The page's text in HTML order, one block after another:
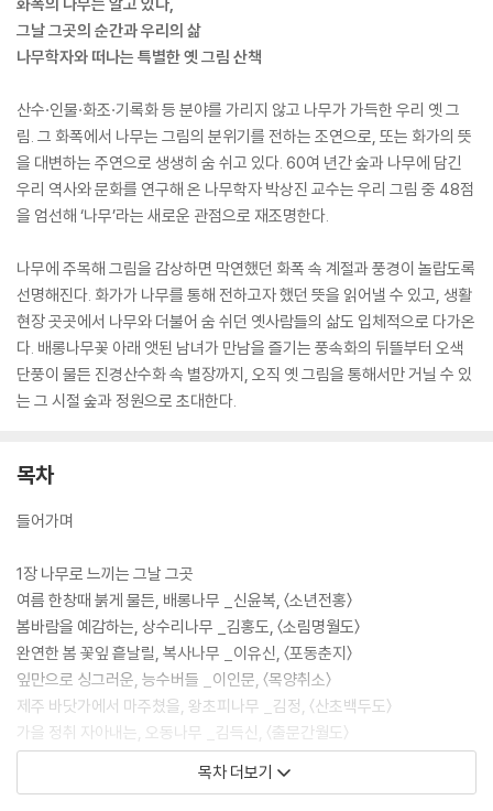
그날 그곳의 순간과 우리의 삶
나무학자와 떠나는 특별한 옛 그림 산책
산수·인물·화조·기록화 등 분야를 가리지 않고 나무가 가득한 우리 옛 그
림. 그 화폭에서 나무는 그림의 분위기를 전하는 조연으로, 또는 화가의 뜻
을 대변하는 주연으로 생생히 숨 쉬고 있다. 60여 년간 숲과 나무에 담긴
우리 역사와 문화를 연구해 온 나무학자 박상진 교수는 우리 그림 중 48점
을 엄선해 ‘나무’라는 새로운 관점으로 재조명한다.
나무에 주목해 그림을 감상하면 막연했던 화폭 속 계절과 풍경이 놀랍도록
선명해진다. 화가가 나무를 통해 전하고자 했던 뜻을 읽어낼 수 있고, 생활
현장 곳곳에서 나무와 더불어 숨 쉬던 옛사람들의 삶도 입체적으로 다가온
다. 배롱나무꽃 아래 앳된 남녀가 만남을 즐기는 풍속화의 뒤뜰부터 오색
단풍이 물든 진경산수화 속 별장까지, 오직 옛 그림을 통해서만 거닐 수 있
는 그 시절 숲과 정원으로 초대한다.
목차
들어가며
1장 나무로 느끼는 그날 그곳
여름 한창때 붉게 물든, 배롱나무 _신윤복, 〈소년전홍〉
봄바람을 예감하는, 상수리나무 _김홍도, 〈소림명월도〉
완연한 봄 꽃잎 흩날릴, 복사나무 _이유신, 〈포동춘지〉
잎만으로 싱그러운, 능수버들 _이인문, 〈목양취소〉
제주 바닷가에서 마주쳤을, 왕초피나무 _김정, 〈산초백두도〉
가을 정취 자아내는, 오동나무 _김득신, 〈출문간월도〉
가랑잎 오래 붙잡는, 참나무류 _김두량, 〈월야산수도〉
이른 봄 바늘잎 푸르른, 비자나무 _윤두서, 〈춘경답우도〉
목차 더보기